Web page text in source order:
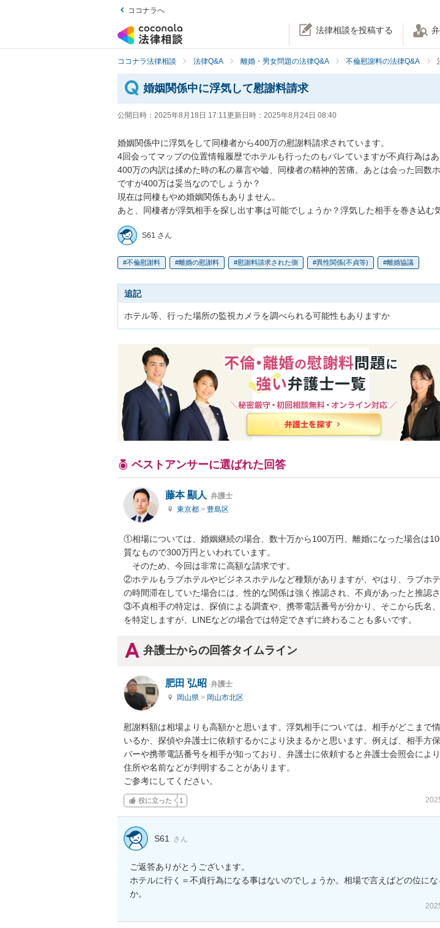
ココナラへ
法律相談を投稿する
ココナラ法律相談 法律Q&A 離婚・男女問題の法律Q&A 不倫慰謝料の法律Q&A
婚姻関係中に浮気して慰謝料請求
公開日時： 2025年8月18日 17:11更新日時： 2025年8月24日 08:40
婚姻関係中に浮気をして同棲者から400万の慰謝料請求されています。
4回会ってマップの位置情報履歴でホテルも行ったのもバレていますが不貞行為はあ
400万の内訳は揉めた時の私の暴言や嘘、同棲者の精神的苦痛。あとは会った回数
ですが400万は妥当なのでしょうか？
現在は同棲もやめ婚姻関係もありません。
あと、同棲者が浮気相手を探し出す事は可能でしょうか？浮気した相手を巻き込む
S61 さん
不倫慰謝料 離婚の慰謝料 慰謝料請求された側 異性関係(不貞等) 離婚協議
追記
ホテル等、行った場所の監視カメラを調べられる可能性もありますか
ベストアンサーに選ばれた回答
藤本 顯人 弁護士
東京都 > 豊島区
①相場については、婚姻継続の場合、数十万から100万円、離婚になった場合は
質なもので300万円といわれています。
そのため、今回は非常に高額な請求です。
②ホテルもラブホテルやビジネスホテルなど種類がありますが、やはり、ラブホ
の時間滞在していた場合には、性的な関係は強く推認され、不貞があったと推認さ
③不貞相手の特定は、探偵による調査や、携帯電話番号が分かり、そこから氏名
を特定しますが、LINEなどの場合では特定できずに終わることも多いです。
弁護士からの回答タイムライン
肥田 弘昭 弁護士
岡山県 > 岡山市北区
慰謝料額は相場よりも高額かと思います。浮気相手については、相手がどこまで
いるか、探偵や弁護士に依頼するかにより決まるかと思います。例えば、相手方
バーや携帯電話番号を相手が知っており、弁護士に依頼すると弁護士会照会によ
住所や名前などが判明することがあります。
ご参考にしてください。
役に立った 1
S61 さん
ご返答ありがとうございます。
ホテルに行く＝不貞行為になる事はないのでしょうか。相場で言えばどの位にな
か。